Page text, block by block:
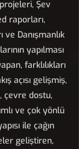
Şev
raporları,
Danışmanlık
yapılması
farklılıkları
açısı gelişmiş,
çevre dostu,
ve çok yönlü
ile çağın
geliştiren,